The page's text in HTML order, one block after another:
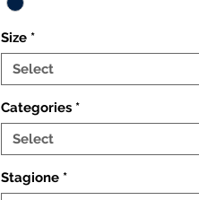
Size *
Select
Categories *
Select
Stagione *